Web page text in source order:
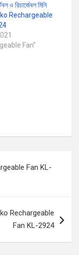
ও রিচার্জেবল মিনি
Rechargeable
Fan"
Fan KL-
Rechargeable
Fan KL-2924